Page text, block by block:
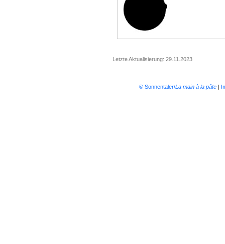
Letzte Aktualisierung: 29.11.2023
© Sonnentaler/La main à la pâte|